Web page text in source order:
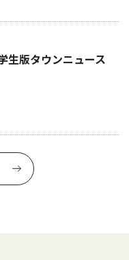
生版タウンニュース